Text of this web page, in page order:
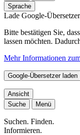
Sprache
Lade Google-
Bitte bestätigen Sie,
lassen möchten.
Mehr Informationen
Google-Übersetzer laden
Ansicht
Suche
Menü
Suchen. Finden.
Informieren.